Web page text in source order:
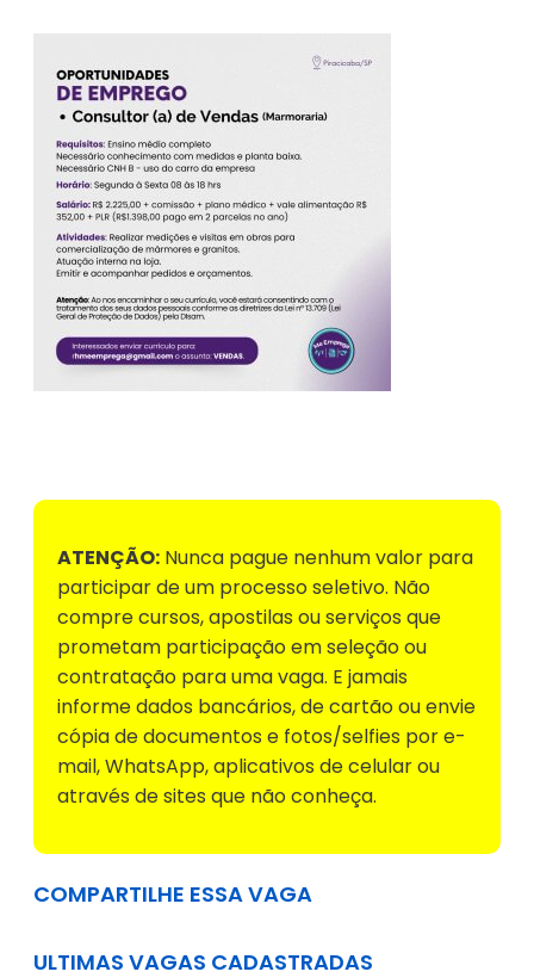
ATENÇÃO: Nunca pague nenhum valor para
participar de um processo seletivo. Não
compre cursos, apostilas ou serviços que
prometam participação em seleção ou
contratação para uma vaga. E jamais
informe dados bancários, de cartão ou envie
cópia de documentos e fotos/selfies por e-
mail, WhatsApp, aplicativos de celular ou
através de sites que não conheça.
COMPARTILHE ESSA VAGA
ULTIMAS VAGAS CADASTRADAS